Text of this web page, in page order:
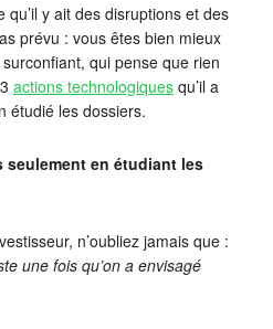
y ait des disruptions et des
prévu : vous êtes bien mieux
qui pense que rien
actions technologiquesqu’il a
étudié les dossiers.
seulement en étudiant les
n’oubliez jamais que :
une fois qu’on a envisagé